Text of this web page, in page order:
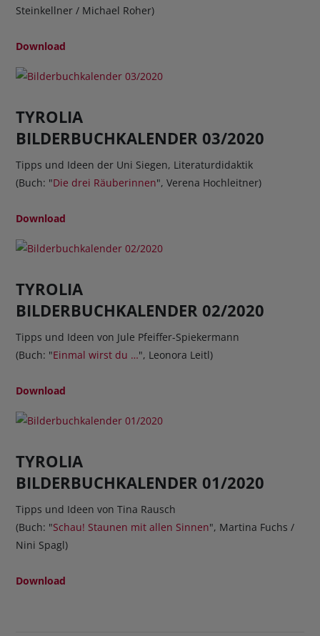
Steinkellner / Michael Roher)
Download
TYROLIA
BILDERBUCHKALENDER 03/2020
Tipps und Ideen der Uni Siegen, Literaturdidaktik
(Buch: "Die drei Räuberinnen", Verena Hochleitner)
Download
TYROLIA
BILDERBUCHKALENDER 02/2020
Tipps und Ideen von Jule Pfeiffer-Spiekermann
(Buch: "Einmal wirst du …", Leonora Leitl)
Download
TYROLIA
BILDERBUCHKALENDER 01/2020
Tipps und Ideen von Tina Rausch
(Buch: "Schau! Staunen mit allen Sinnen", Martina Fuchs /
Nini Spagl)
Download